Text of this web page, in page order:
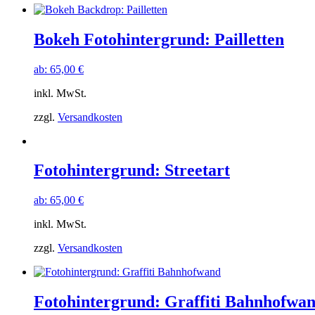
Bokeh Fotohintergrund: Pailletten
ab: 65,00 €
inkl. MwSt.
zzgl. Versandkosten
Fotohintergrund: Streetart
ab: 65,00 €
inkl. MwSt.
zzgl. Versandkosten
Fotohintergrund: Graffiti